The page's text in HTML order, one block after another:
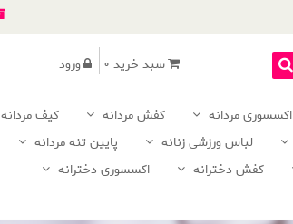
سبد خرید 0 ورود
اکسسوری مردانه کفش مردانه
کیف مردانه
لباس ورزشی زنانه
پایین تنه مردانه
کفش دخترانه اکسسوری دخترانه